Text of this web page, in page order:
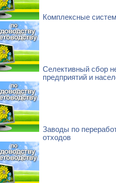
Комплексные
Селективный сбор
предприятий и
Заводы по
отходов